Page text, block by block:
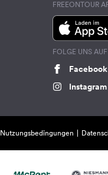
FREEONTOUR
FOLGE UNS
Facebook
Instagram
Nutzungsbedingungen